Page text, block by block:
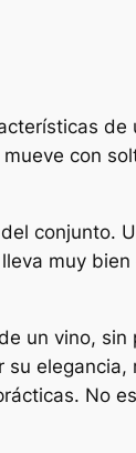
con
conjunto.
muy
un vino,
No